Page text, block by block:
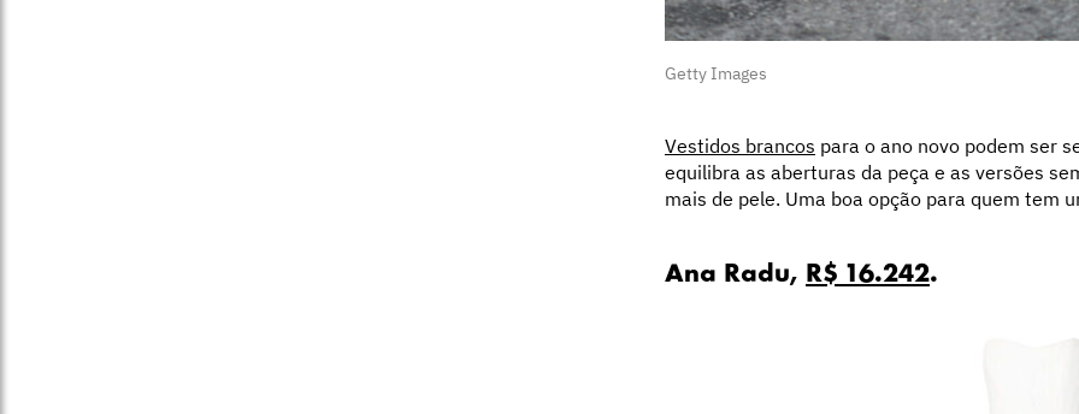
Getty Images
Vestidos brancos para o ano novo podem ser
equilibra as aberturas da peça e as versões
mais de pele. Uma boa opção para quem tem
Ana Radu, R$ 16.242.